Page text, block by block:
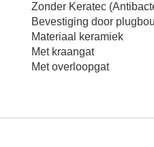
Zonder Keratec
Bevestiging door
Materiaal keramiek
Met kraangat
Met overloopgat